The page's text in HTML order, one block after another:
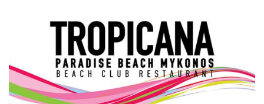
Aegean Islands
Σεβασμιώτατος Δωρόθεος Β’
Cost Of Living Crisis